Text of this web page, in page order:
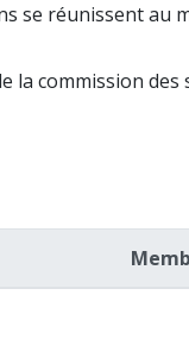
se réunissent au
la commission